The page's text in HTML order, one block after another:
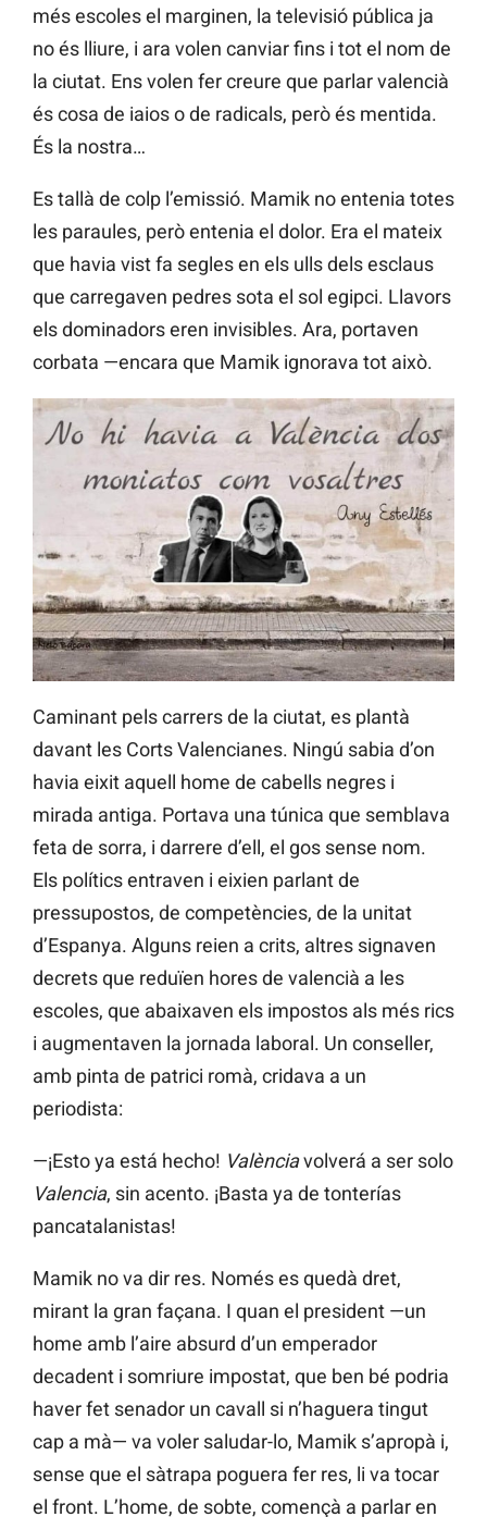
més escoles el marginen, la televisió pública ja
no és lliure, i ara volen canviar fins i tot el nom de
la ciutat. Ens volen fer creure que parlar valencià
és cosa de iaios o de radicals, però és mentida.
És la nostra…
Es tallà de colp l’emissió. Mamik no entenia totes
les paraules, però entenia el dolor. Era el mateix
que havia vist fa segles en els ulls dels esclaus
que carregaven pedres sota el sol egipci. Llavors
els dominadors eren invisibles. Ara, portaven
corbata —encara que Mamik ignorava tot això.
Caminant pels carrers de la ciutat, es plantà
davant les Corts Valencianes. Ningú sabia d’on
havia eixit aquell home de cabells negres i
mirada antiga. Portava una túnica que semblava
feta de sorra, i darrere d’ell, el gos sense nom.
Els polítics entraven i eixien parlant de
pressupostos, de competències, de la unitat
d’Espanya. Alguns reien a crits, altres signaven
decrets que reduïen hores de valencià a les
escoles, que abaixaven els impostos als més rics
i augmentaven la jornada laboral. Un conseller,
amb pinta de patrici romà, cridava a un
periodista:
—¡Esto ya está hecho! Valènciavolverá a ser solo
Valencia, sin acento. ¡Basta ya de tonterías
pancatalanistas!
Mamik no va dir res. Només es quedà dret,
mirant la gran façana. I quan el president —un
home amb l’aire absurd d’un emperador
decadent i somriure impostat, que ben bé podria
haver fet senador un cavall si n’haguera tingut
cap a mà— va voler saludar-lo, Mamik s’apropà i,
sense que el sàtrapa poguera fer res, li va tocar
el front. L’home, de sobte, començà a parlar en